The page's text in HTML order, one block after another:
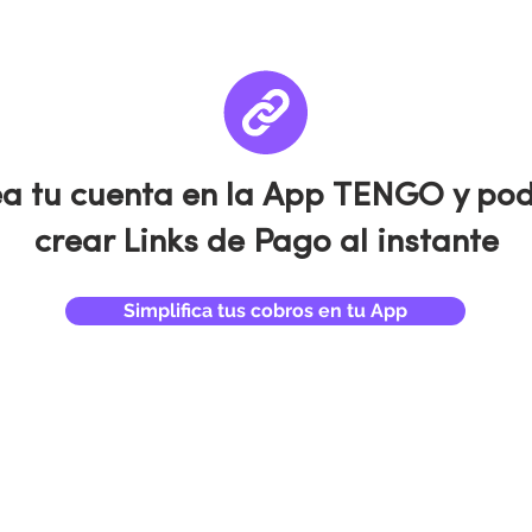
tu cuenta en la App TENGO y
crear Links de Pago al instante
Simplifica tus cobros en tu App